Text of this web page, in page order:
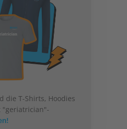
die T-Shirts, Hoodies
"geriatrician"-